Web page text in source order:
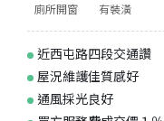
廁所開窗 有裝潢
近西屯路四段交通讚
屋況維護佳質感好
通風採光良好